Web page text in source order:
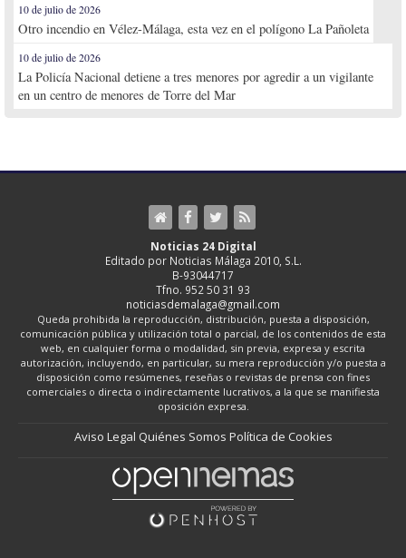
10 de julio de 2026
Otro incendio en Vélez-Málaga, esta vez en el polígono La Pañoleta
10 de julio de 2026
La Policía Nacional detiene a tres menores por agredir a un vigilante
en un centro de menores de Torre del Mar
Noticias 24 Digital
Editado por Noticias Málaga 2010, S.L.
B-93044717
Tfno. 952 50 31 93
noticiasdemalaga@gmail.com
Queda prohibida la reproducción, distribución, puesta a disposición,
comunicación pública y utilización total o parcial, de los contenidos de esta
web, en cualquier forma o modalidad, sin previa, expresa y escrita
autorización, incluyendo, en particular, su mera reproducción y/o puesta a
disposición como resúmenes, reseñas o revistas de prensa con fines
comerciales o directa o indirectamente lucrativos, a la que se manifiesta
oposición expresa.
Aviso Legal Quiénes Somos Política de Cookies